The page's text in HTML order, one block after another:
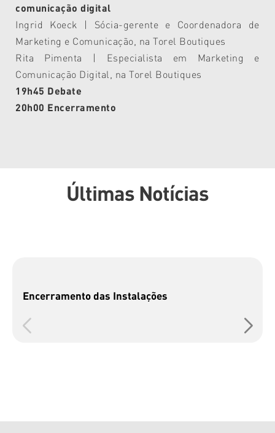
comunicação digital
Ingrid Koeck | Sócia-gerente e Coordenadora de
Marketing e Comunicação, na Torel Boutiques
Rita Pimenta | Especialista em Marketing e
Comunicação Digital, na Torel Boutiques
19h45 Debate
20h00 Encerramento
Últimas Notícias
Encerramento das Instalações